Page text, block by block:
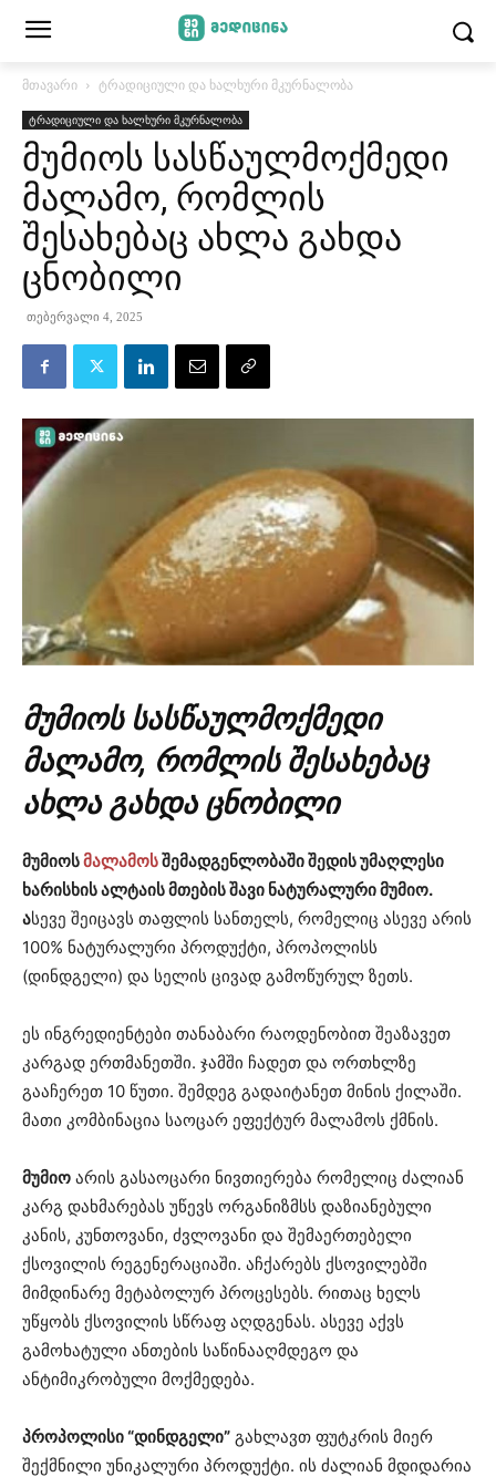
მთავარი ტრადიციული და ხალხური მკურნალობა
ტრადიციული და ხალხური მკურნალობა
მუმიოს სასწაულმოქმედი
მალამო, რომლის
შესახებაც ახლა გახდა
ცნობილი
თებერვალი 4, 2025
მუმიოს სასწაულმოქმედი
მალამო, რომლის შესახებაც
ახლა გახდა ცნობილი
მუმიოსმალამოსშემადგენლობაში შედის უმაღლესი
ხარისხის ალტაის მთების შავი ნატურალური მუმიო.
ასევე შეიცავს თაფლის სანთელს, რომელიც ასევე არის
100% ნატურალური პროდუქტი, პროპოლისს
(დინდგელი) და სელის ცივად გამოწურულ ზეთს.
ეს ინგრედიენტები თანაბარი რაოდენობით შეაზავეთ
კარგად ერთმანეთში. ჯამში ჩადეთ და ორთხლზე
გააჩერეთ 10 წუთი. შემდეგ გადაიტანეთ მინის ქილაში.
მათი კომბინაცია საოცარ ეფექტურ მალამოს ქმნის.
მუმიო არის გასაოცარი ნივთიერება რომელიც ძალიან
კარგ დახმარებას უწევს ორგანიზმსს დაზიანებული
კანის, კუნთოვანი, ძვლოვანი და შემაერთებელი
ქსოვილის რეგენერაციაში. აჩქარებს ქსოვილებში
მიმდინარე მეტაბოლურ პროცესებს. რითაც ხელს
უწყობს ქსოვილის სწრაფ აღდგენას. ასევე აქვს
გამოხატული ანთების საწინააღმდეგო და
ანტიმიკრობული მოქმედება.
პროპოლისი “დინდგელი” გახლავთ ფუტკრის მიერ
შექმნილი უნიკალური პროდუქტი. ის ძალიან მდიდარია